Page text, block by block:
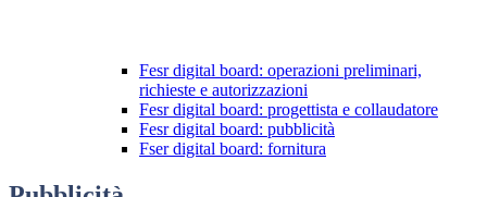
Fesr digital board: operazioni preliminari,
richieste e autorizzazioni
Fesr digital board: progettista e collaudatore
Fesr digital board: pubblicità
Fser digital board: fornitura